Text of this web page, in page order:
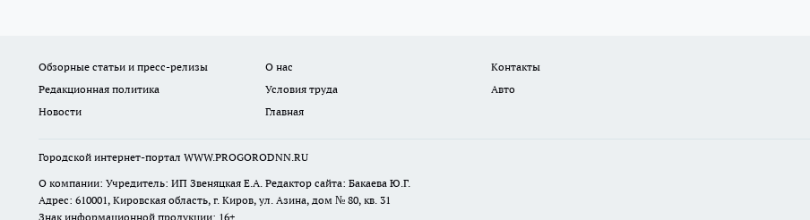
Обзорные статьи и пресс-релизы О нас
Контакты
Редакционная политика
Условия труда
Авто
Новости
Главная
Городской интернет-портал WWW.PROGORODNN.RU
О компании: Учредитель: ИП Звеняцкая Е.А. Редактор сайта: Бакаева Ю.Г.
Адрес: 610001, Кировская область, г. Киров, ул. Азина, дом № 80, кв. 31
Знак информационной продукции: 16+